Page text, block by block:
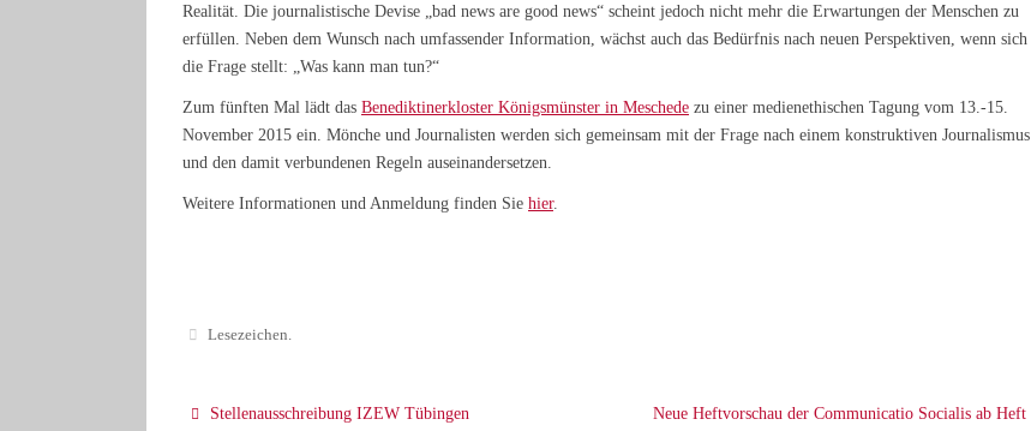
Realität. Die journalistische Devise „bad news are good news“ scheint jedoch nicht mehr die Erwartungen der Menschen zu
erfüllen. Neben dem Wunsch nach umfassender Information, wächst auch das Bedürfnis nach neuen Perspektiven, wenn sich
die Frage stellt: „Was kann man tun?“
Zum fünften Mal lädt das Benediktinerkloster Königsmünster in Meschede zu einer medienethischen Tagung vom 13.-15.
November 2015 ein. Mönche und Journalisten werden sich gemeinsam mit der Frage nach einem konstruktiven Journalismus
und den damit verbundenen Regeln auseinandersetzen.
Weitere Informationen und Anmeldung finden Sie hier.
Lesezeichen.
Stellenausschreibung IZEW Tübingen
Neue Heftvorschau der Communicatio Socialis ab Heft